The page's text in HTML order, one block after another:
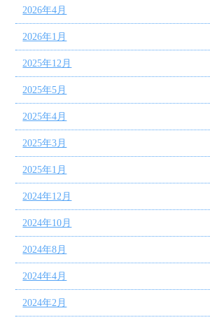
2026年4月
2026年1月
2025年12月
2025年5月
2025年4月
2025年3月
2025年1月
2024年12月
2024年10月
2024年8月
2024年4月
2024年2月